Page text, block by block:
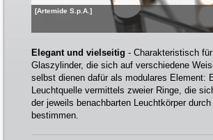
[Artemide S.p.A.]
Elegant und vielseitig - Charakteristisch
Glaszylinder, die sich auf verschiedene
selbst dienen dafür als modulares Element:
Leuchtquelle vermittels zweier Ringe, die
der jeweils benachbarten Leuchtkörper
bestimmen.